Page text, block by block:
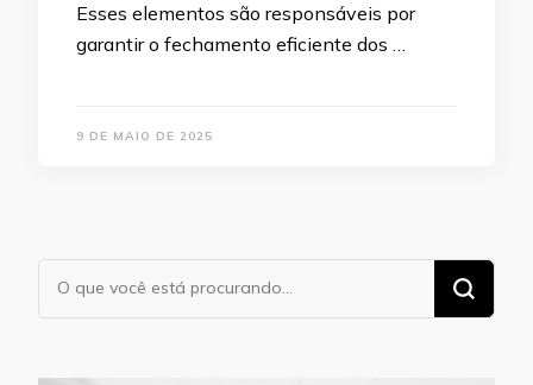
Esses elementos são responsáveis por
garantir o fechamento eficiente dos …
9 DE MAIO DE 2025
Procurando
algo?